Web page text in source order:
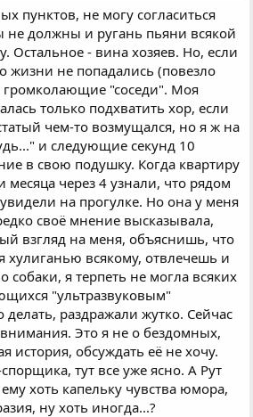
пунктов, не могу согласиться
не должны и ругань пьяни всякой
Остальное - вина хозяев. Но, если
жизни не попадались (повезло
громколающие "соседи". Моя
только подхватить хор, если
чем-то возмущался, но я ж на
и следующие секунд 10
в свою подушку. Когда квартиру
через 4 узнали, что рядом
на прогулке. Но она у меня
своё мнение высказывала,
взгляд на меня, объяснишь, что
хулиганью всякому, отвлечешь и
собаки, я терпеть не могла всяких
"ультразвуковым"
делать, раздражали жутко. Сейчас
Это я не о бездомных,
история, обсуждать её не хочу.
тут все уже ясно. А Рут
хоть капельку чувства юмора,
ну хоть иногда...?